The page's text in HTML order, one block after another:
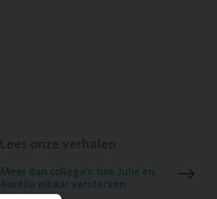
Meer dan collega’s: hoe Julie en
Aurélie elkaar versterken